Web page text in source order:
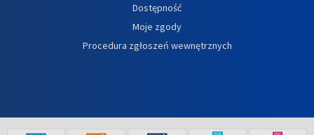
Dostępność
Moje zgody
Procedura zgłoszeń wewnętrznych